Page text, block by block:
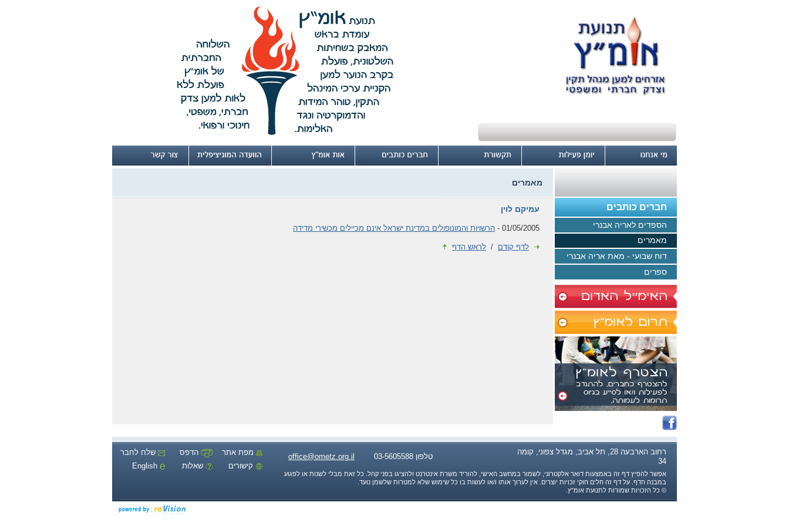
מאמרים
עמיקם לוין
01/05/2005 - הרשויות והמונופולים במדינת ישראל אינם מכיילים מכשירי מדידה
לדף קודם / לראש הדף
חברים כותבים
הספדים לאריה אבנרי
מאמרים
דוח שבועי - מאת אריה אבנרי
ספרים
שלח לחבר הדפס
מפת אתר
שאלות קישורים
office@ometz.org.il טלפון 03-5605588
רחוב הארבעה 28, תל אביב, מגדל צפוני, קומה
34
אפשר להפיץ דף זה באמצעות דואר אלקטרוני, לשמור במחשב האישי, להוריד משרת אינטרנט ולהציגו בפני קהל. כל זאת מבלי לשנות או לפגוע
במבנה הדף. על דף זה חלים חוקי זכויות יוצרים. אין לערוך אותו ו/או לעשות בו כל שימוש שלא למטרות שלשמן נועד.
© כל הזכויות שמורות לתנועת אומ"ץ.